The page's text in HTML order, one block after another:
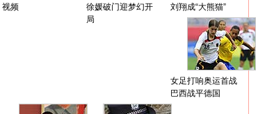
视频
徐媛破门迎梦幻开
局
刘翔成“大熊猫”
女足打响奥运首战
巴西战平德国